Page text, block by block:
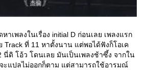
าเพลงในเรื่อง initial D ก่อนเลย เพลงแรก
Track ที่ 11 หาตั้งนาน แต่พอได้ฟังก็โอเค
ดิ โอ้ว โดนเลย มันเป็นเพลงช้าซึ้ง จากใน
ะแปลไม่ออกก็ตาม แต่สามารถใช้อารมณ์